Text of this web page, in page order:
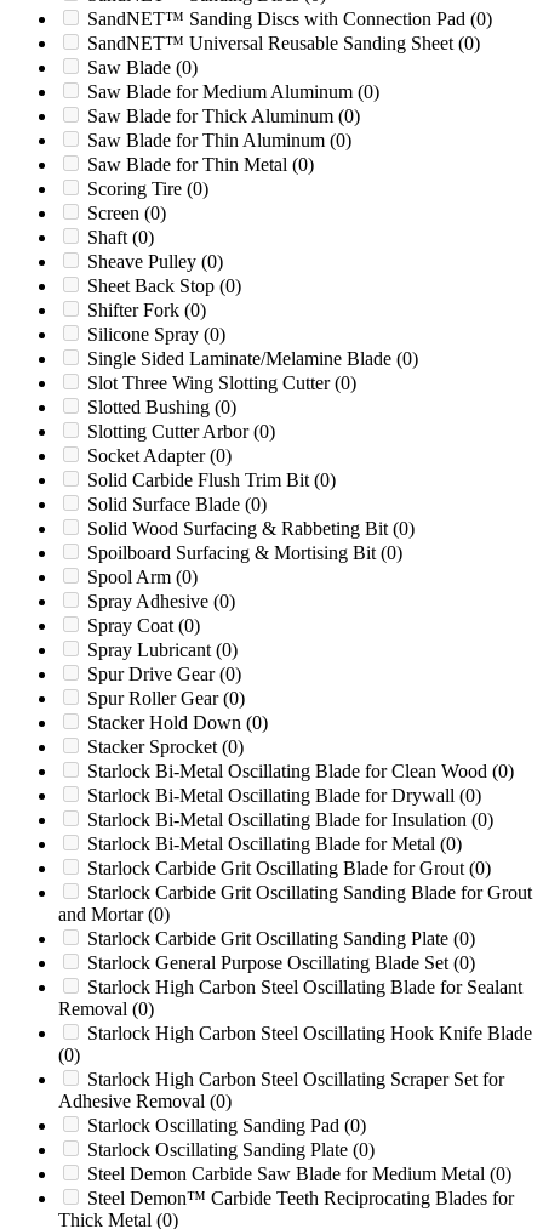
Nelmor G1448M1(0)
Nelmor G1454MB(0)
Nelmor G1628(0)
Nelmor G2024MB
Nelmor G2036(0)
Nelmor G2036MB(0)
Nelmor G2054MB(0)
Nelmor G2436M1(0)
Nelmor G2436MB
Nelmor G3036M1
Nelmor G3036M2
Pulian S-800(0)
Rapid(0)
Rapid 2442 (0)
Rapid 300/45 (0)
Rapid 37(0)
Rapid 400/45(0)
Rapid CDH 2442(0)
Rapid CDM2442(0)
Rapid CK1418 (0)
Rapid GK1000(0)
Rapid GK2442RS(0)
Rapid GR1000(0)
RC12(0)
RC1220(0)
RC16.5(0)
RC20 (GEN 2)
Republic(0)
Retech(0)
RG13(0)
RG165T-R(0)
RG25HD(0)
RG37(0)
RG55(0)
RG74DXH(0)
RG80(0)
Rotogran WO1442(0)
Rotogran WO1456(0)
RSL36 (0)
RSM 36(0)
RSM 52(0)
S 48 (0)
S-800(0)
S304(0)
S30A (0)
SC-1(0)
SC25(0)
SC25-H(0)
SC252(0)
SC252 / SC30TX / SC40TX / SC60TX / SC70TX /
SandNET™ Sanding Discs with Connection Pad (0)
SandNET™ Universal Reusable Sanding Sheet (0)
Saw Blade (0)
Saw Blade for Medium Aluminum (0)
Saw Blade for Thick Aluminum (0)
Saw Blade for Thin Aluminum (0)
Saw Blade for Thin Metal (0)
Scoring Tire (0)
Screen (0)
Shaft (0)
Sheave Pulley (0)
Sheet Back Stop (0)
Shifter Fork (0)
Silicone Spray (0)
Single Sided Laminate/Melamine Blade (0)
Slot Three Wing Slotting Cutter(0)
Slotted Bushing (0)
Slotting Cutter Arbor(0)
Socket Adapter(0)
Solid Carbide Flush Trim Bit (0)
Solid Surface Blade (0)
Solid Wood Surfacing & Rabbeting Bit (0)
Spoilboard Surfacing & Mortising Bit (0)
Spool Arm (0)
Spray Adhesive (0)
Spray Coat (0)
Spray Lubricant (0)
Spur Drive Gear(0)
Spur Roller Gear(0)
Stacker Hold Down (0)
Stacker Sprocket (0)
Starlock Bi-Metal Oscillating Blade for Clean Wood (0)
Starlock Bi-Metal Oscillating Blade for Drywall (0)
Starlock Bi-Metal Oscillating Blade for Insulation (0)
Starlock Bi-Metal Oscillating Blade for Metal (0)
Starlock Carbide Grit Oscillating Blade for Grout (0)
Starlock Carbide Grit Oscillating Sanding Blade for Grout
and Mortar(0)
Starlock Carbide Grit Oscillating Sanding Plate (0)
Starlock General Purpose Oscillating Blade Set (0)
Starlock High Carbon Steel Oscillating Blade for Sealant
Removal (0)
Starlock High Carbon Steel Oscillating Hook Knife Blade
(0)
Starlock High Carbon Steel Oscillating Scraper Set for
Adhesive Removal (0)
Starlock Oscillating Sanding Pad (0)
Starlock Oscillating Sanding Plate (0)
Steel Demon Carbide Saw Blade for Medium Metal (0)
Steel Demon™ Carbide Teeth Reciprocating Blades for
Thick Metal (0)